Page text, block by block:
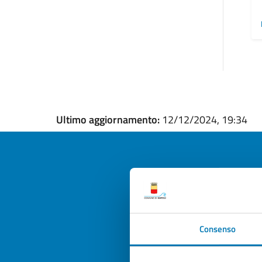
Consenso
Ultimo aggiornamento: 12/12/2024, 19:34
Valuta la